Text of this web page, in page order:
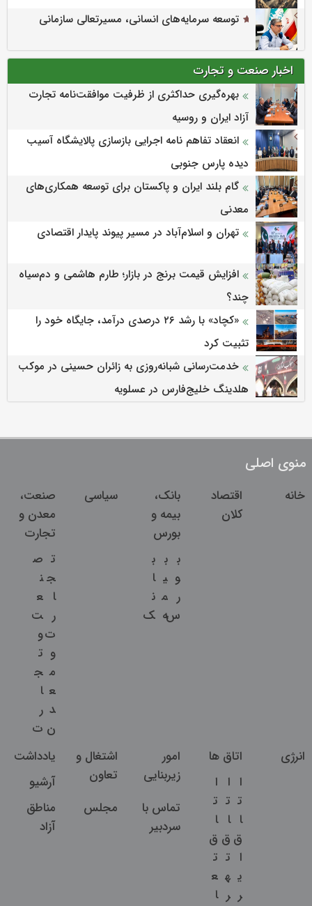
توسعه سرمایه‌های انسانی، مسیرتعالی سازمانی
اخبار صنعت و تجارت
بهره‌گیری حداکثری از ظرفیت موافقت‌نامه تجارت
آزاد ایران و روسیه
انعقاد تفاهم نامه اجرایی بازسازی پالایشگاه آسیب
دیده پارس جنوبی
گام بلند ایران و پاکستان برای توسعه همکاری‌های
معدنی
تهران و اسلام‌آباد در مسیر پیوند پایدار اقتصادی
افزایش قیمت برنج در بازار؛ طارم هاشمی و دم‌سیاه
چند؟
«کچاد» با رشد ۲۶ درصدی درآمد، جایگاه خود را
تثبیت کرد
خدمت‌رسانی شبانه‌روزی به زائران حسینی در موکب
هلدینگ خلیج‌فارس در عسلویه
منوی اصلی
خانه
اقتصاد
کلان
بانک،
بیمه و
بورس
ب
و
ر
س
ب
ی
م
ه
ب
ا
ن
ک
سیاسی
صنعت،
معدن و
تجارت
ت
ج
ا
ر
ت
و
م
ع
د
ن
ص
ن
ع
ت
و
ت
ج
ا
ر
ت
انرژی
اتاق ها
ا
ت
ا
ق
ا
ی
ر
ا
ت
ا
ق
ت
ه
ر
ا
ت
ا
ق
ت
ع
ا
امور
زیربنایی
اشتغال و
تعاون
یادداشت
آرشیو
تماس با
سردبیر
مجلس
مناطق
آزاد